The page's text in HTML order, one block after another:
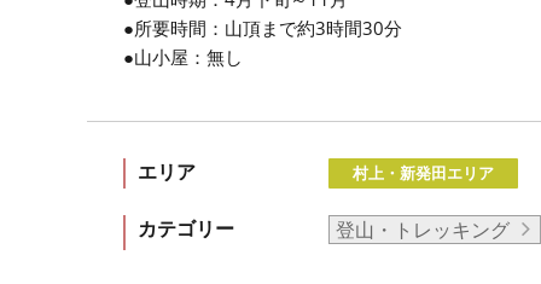
●所要時間：山頂まで約3時間30分
●山小屋：無し
エリア 村上・新発田エリア
カテゴリー 登山・トレッキング